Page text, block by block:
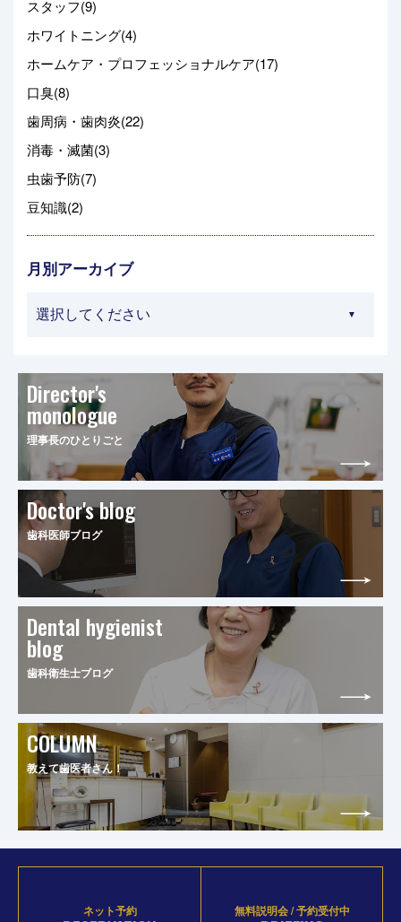
スタッフ(9)
ホワイトニング(4)
ホームケア・プロフェッショナルケア(17)
口臭(8)
歯周病・歯肉炎(22)
消毒・滅菌(3)
虫歯予防(7)
豆知識(2)
月別アーカイブ
Director's
monologue
理事長のひとりごと
Doctor's blog
歯科医師ブログ
Dental hygienist
blog
歯科衛生士ブログ
COLUMN
教えて歯医者さん！
ネット予約 無料説明会 / 予約受付中